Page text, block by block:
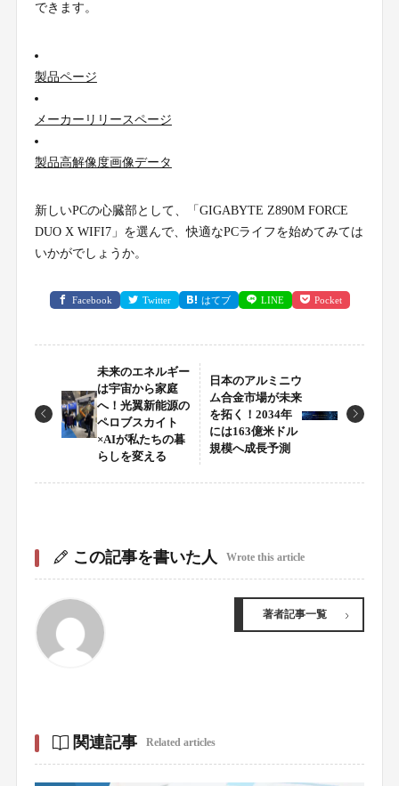
できます。
製品ページ
メーカーリリースページ
製品高解像度画像データ
新しいPCの心臓部として、「GIGABYTE Z890M FORCE
DUO X WIFI7」を選んで、快適なPCライフを始めてみては
いかがでしょうか。
Facebook Twitter はてブ LINE Pocket
未来のエネルギー
は宇宙から家庭
へ！光翼新能源の
ペロブスカイト
×AIが私たちの暮
らしを変える
日本のアルミニウ
ム合金市場が未来
を拓く！2034年
には163億米ドル
規模へ成長予測
この記事を書いた人 Wrote this article
著者記事一覧
関連記事 Related articles